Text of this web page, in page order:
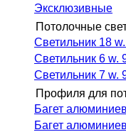
Эксклюзивные
Потолочные
Светильник 18
Светильник 6 w.
Светильник 7 w.
Профиля для
Багет
Багет